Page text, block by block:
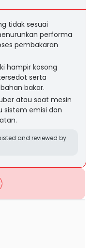
tidak sesuai
performa
pembakaran
hampir kosong
serta
bakar.
atau saat mesin
sistem emisi dan
and reviewed by